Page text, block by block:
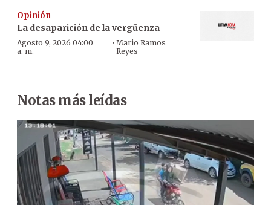
Opinión
La desaparición de la vergüenza
Agosto 9, 2026 04:00
a. m.
· Mario Ramos
Reyes
Notas más leídas